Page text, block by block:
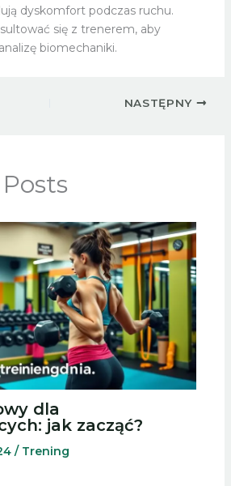
dyskomfort podczas ruchu.
się z trenerem, aby
biomechaniki.
NASTĘPNY
dla
jak zacząć?
/ Trening